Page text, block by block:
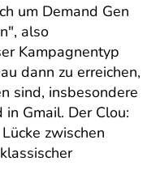
um Demand Gen
also
Kampagnentyp
dann zu erreichen,
sind, insbesondere
in Gmail. Der Clou:
zwischen